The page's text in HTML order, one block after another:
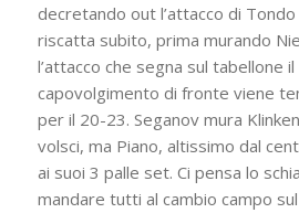
decretando out l’attacco di
riscatta subito, prima murando
l’attacco che segna sul tabellone
capovolgimento di fronte viene
per il 20-23. Seganov mura
volsci, ma Piano, altissimo dal
ai suoi 3 palle set. Ci pensa lo
mandare tutti al cambio campo